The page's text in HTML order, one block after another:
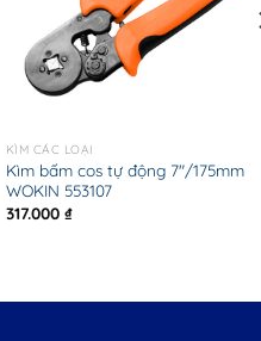
KÌM CÁC LOẠI
Kìm bấm cos tự động 7″/175mm
WOKIN 553107
317.000 ₫